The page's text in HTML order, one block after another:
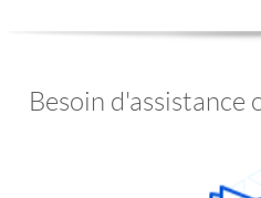
Besoin d'assistance